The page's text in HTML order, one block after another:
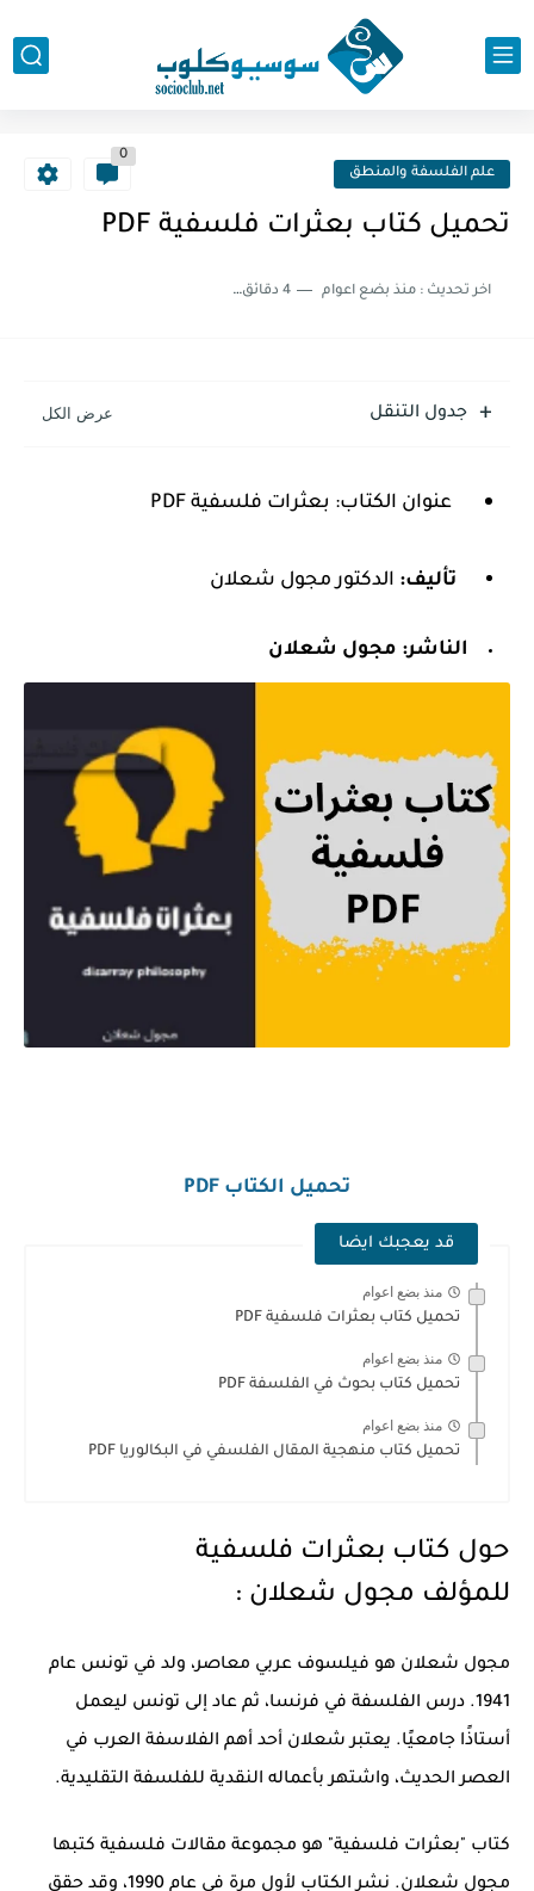
علم الفلسفة والمنطق
0
تحميل كتاب بعثرات فلسفية PDF
اخر تحديث :منذ بضع اعوام 4 دقائق للقراءة
جدول التنقل
عنوان الكتاب: بعثرات فلسفية PDF
تأليف: الدكتور مجول شعلان
الناشر: مجول شعلان
تحميل الكتاب PDF
قد يعجبك ايضا
منذ بضع اعوام
تحميل كتاب بعثرات فلسفية PDF
منذ بضع اعوام
تحميل كتاب بحوث في الفلسفة PDF
منذ بضع اعوام
تحميل كتاب منهجية المقال الفلسفي في البكالوريا PDF
حول كتاب بعثرات فلسفية
للمؤلف مجول شعلان :
مجول شعلان هو فيلسوف عربي معاصر، ولد في تونس عام
1941. درس الفلسفة في فرنسا، ثم عاد إلى تونس ليعمل
أستاذًا جامعيًا. يعتبر شعلان أحد أهم الفلاسفة العرب في
العصر الحديث، واشتهر بأعماله النقدية للفلسفة التقليدية.
كتاب "بعثرات فلسفية" هو مجموعة مقالات فلسفية كتبها
مجول شعلان. نشر الكتاب لأول مرة في عام 1990، وقد حقق